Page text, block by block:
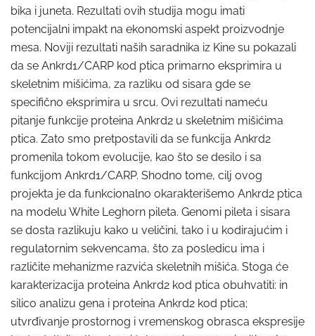
bika i juneta. Rezultati ovih studija mogu imati
potencijalni impakt na ekonomski aspekt proizvodnje
mesa. Noviji rezultati naših saradnika iz Kine su pokazali
da se Ankrd1/CARP kod ptica primarno eksprimira u
skeletnim mišićima, za razliku od sisara gde se
specifično eksprimira u srcu. Ovi rezultati nameću
pitanje funkcije proteina Ankrd2 u skeletnim mišićima
ptica. Zato smo pretpostavili da se funkcija Ankrd2
promenila tokom evolucije, kao što se desilo i sa
funkcijom Ankrd1/CARP. Shodno tome, cilj ovog
projekta je da funkcionalno okarakterišemo Ankrd2 ptica
na modelu White Leghorn pileta. Genomi pileta i sisara
se dosta razlikuju kako u veličini, tako i u kodirajućim i
regulatornim sekvencama, što za posledicu ima i
različite mehanizme razvića skeletnih mišića. Stoga će
karakterizacija proteina Ankrd2 kod ptica obuhvatiti: in
silico analizu gena i proteina Ankrd2 kod ptica;
utvrđivanje prostornog i vremenskog obrasca ekspresije